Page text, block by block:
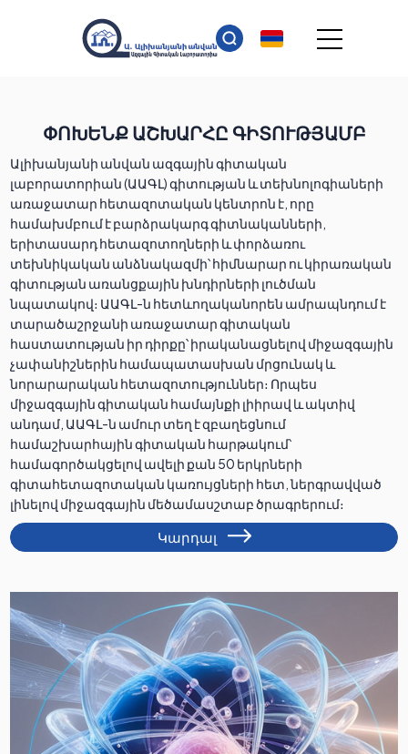
ՓՈԽԵՆՔ ԱՇԽԱՐՀԸ ԳԻՏՈՒԹՅԱՄԲ
Ալիխանյանի անվան ազգային գիտական
լաբորատորիան (ԱԱԳԼ) գիտության և տեխնոլոգիաների
առաջատար հետազոտական կենտրոն է, որը
համախմբում է բարձրակարգ գիտնականների,
երիտասարդ հետազոտողների և փորձառու
տեխնիկական անձնակազմի՝ հիմնարար ու կիրառական
գիտության առանցքային խնդիրների լուծման
նպատակով։ ԱԱԳԼ-ն հետևողականորեն ամրապնդում է
տարածաշրջանի առաջատար գիտական
հաստատության իր դիրքը՝ իրականացնելով միջազգային
չափանիշներին համապատասխան մրցունակ և
նորարարական հետազոտություններ։ Որպես
միջազգային գիտական համայնքի լիիրավ և ակտիվ
անդամ, ԱԱԳԼ-ն ամուր տեղ է զբաղեցնում
համաշխարհային գիտական հարթակում՝
համագործակցելով ավելի քան 50 երկրների
գիտահետազոտական կառույցների հետ, ներգրավված
լինելով միջազգային մեծամասշտաբ ծրագրերում։
Կարդալ